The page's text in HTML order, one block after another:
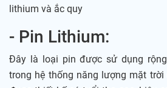
lithium và ắc quy
- Pin Lithium:
Đây là loại pin được sử dụng
trong hệ thống năng lượng mặt